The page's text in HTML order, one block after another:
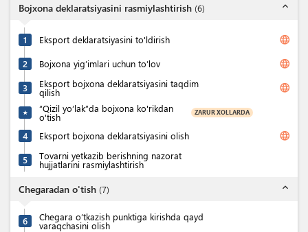
Bojxona deklaratsiyasini rasmiylashtirish (6) expand_less
1 Eksport deklaratsiyasini to'ldirish language
2 Bojxona yig’imlari uchun to’lov language
3 Eksport bojxona deklaratsiyasini taqdim
qilish language
★ “Qizil yo‘lak”da bojxona ko'rikdan
o'tish ZARUR XOLLARDA
4 Eksport bojxona deklaratsiyasini olish language
5 Tovarni yetkazib berishning nazorat
hujjatlarini rasmiylashtirish
Chegaradan o'tish (7) expand_less
6 Chegara o’tkazish punktiga kirishda qayd
varaqchasini olish